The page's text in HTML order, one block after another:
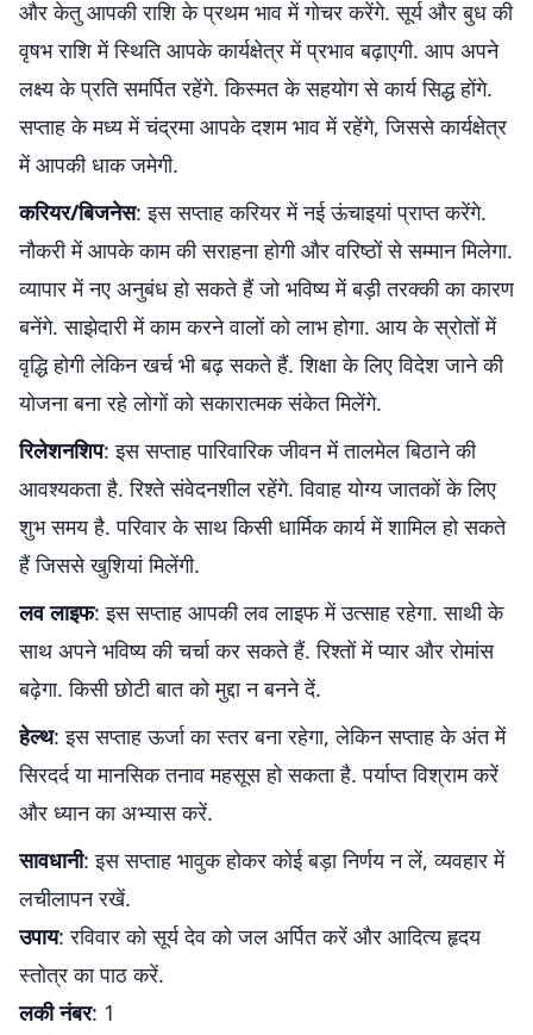
और केतु आपकी राशि के प्रथम भाव में गोचर करेंगे. सूर्य और बुध की
वृषभ राशि में स्थिति आपके कार्यक्षेत्र में प्रभाव बढ़ाएगी. आप अपने
लक्ष्य के प्रति समर्पित रहेंगे. किस्मत के सहयोग से कार्य सिद्ध होंगे.
सप्ताह के मध्य में चंद्रमा आपके दशम भाव में रहेंगे, जिससे कार्यक्षेत्र
में आपकी धाक जमेगी.
करियर/बिजनेस: इस सप्ताह करियर में नई ऊंचाइयां प्राप्त करेंगे.
नौकरी में आपके काम की सराहना होगी और वरिष्ठों से सम्मान मिलेगा.
व्यापार में नए अनुबंध हो सकते हैं जो भविष्य में बड़ी तरक्की का कारण
बनेंगे. साझेदारी में काम करने वालों को लाभ होगा. आय के स्रोतों में
वृद्धि होगी लेकिन खर्च भी बढ़ सकते हैं. शिक्षा के लिए विदेश जाने की
योजना बना रहे लोगों को सकारात्मक संकेत मिलेंगे.
रिलेशनशिप: इस सप्ताह पारिवारिक जीवन में तालमेल बिठाने की
आवश्यकता है. रिश्ते संवेदनशील रहेंगे. विवाह योग्य जातकों के लिए
शुभ समय है. परिवार के साथ किसी धार्मिक कार्य में शामिल हो सकते
हैं जिससे खुशियां मिलेंगी.
लव लाइफ: इस सप्ताह आपकी लव लाइफ में उत्साह रहेगा. साथी के
साथ अपने भविष्य की चर्चा कर सकते हैं. रिश्तों में प्यार और रोमांस
बढ़ेगा. किसी छोटी बात को मुद्दा न बनने दें.
हेल्थ: इस सप्ताह ऊर्जा का स्तर बना रहेगा, लेकिन सप्ताह के अंत में
सिरदर्द या मानसिक तनाव महसूस हो सकता है. पर्याप्त विश्राम करें
और ध्यान का अभ्यास करें.
सावधानी: इस सप्ताह भावुक होकर कोई बड़ा निर्णय न लें, व्यवहार में
लचीलापन रखें.
उपाय: रविवार को सूर्य देव को जल अर्पित करें और आदित्य हृदय
स्तोत्र का पाठ करें.
लकी नंबर: 1